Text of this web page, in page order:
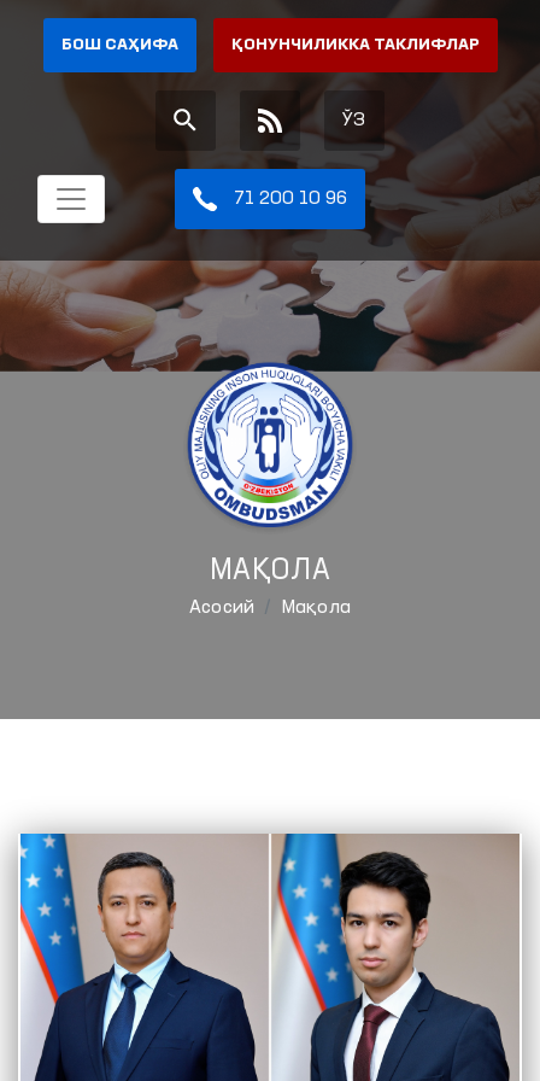
БОШ САҲИФА ҚОНУНЧИЛИККА ТАКЛИФЛАР
ЎЗ
71 200 10 96
МАҚОЛА
Aсосий Мақола